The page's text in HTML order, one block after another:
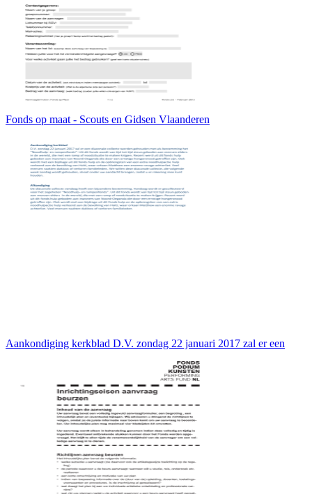
Fonds op maat - Scouts en Gidsen Vlaanderen
Aankondiging kerkblad D.V. zondag 22 januari 2017 zal er een